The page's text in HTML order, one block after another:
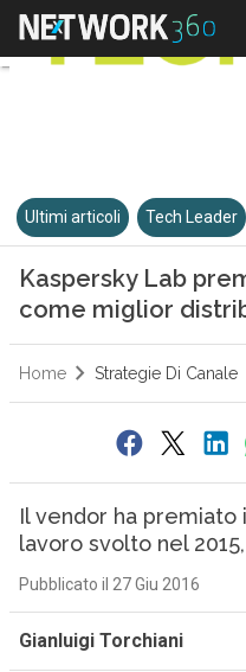
Ultimi articoli Tech Leader
Kaspersky Lab
come miglior
Home Strategie Di Canale
Il vendor ha
lavoro svolto nel
Pubblicato il 27 Giu 2016
Gianluigi Torchiani